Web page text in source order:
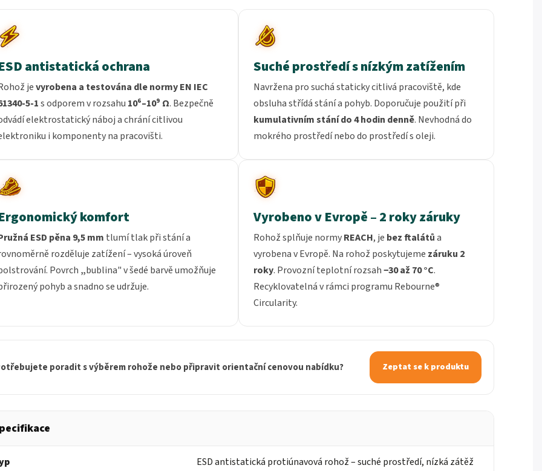
antistatická ochrana
jevyrobena a testována dle normyEN IEC
5-1s odporem v rozsahu 10⁶–10⁹ Ω. Bezpečně
elektrostatický náboj a chrání citlivou
i komponenty na pracovišti.
Suché prostředí s nízkým zatížením
Navržena pro suchá staticky citlivá pracoviště, kde
obsluha střídá stání a pohyb. Doporučuje použití při
kumulativním stání do 4 hodin denně. Nevhodná do
mokrého prostředí nebo do prostředí s oleji.
komfort
ESD pěna 9,5 mm tlumí tlak při stání a
rozděluje zatížení – vysoká úroveň
Povrch „bublina" v šedé barvě umožňuje
pohyb a snadno se udržuje.
Vyrobeno v Evropě – 2 roky záruky
Rohož splňuje normyREACH, je bez ftalátůa
vyrobena v Evropě. Na rohož poskytujeme záruku 2
roky. Provozní teplotní rozsah−30 až 70 °C.
Recyklovatelná v rámci programu Rebourne®
Circularity.
poradit s výběrem rohože nebo připravit orientační cenovou nabídku? Zeptat se k produktu
ESD antistatická protiúnavová rohož – suché prostředí, nízká zátěž